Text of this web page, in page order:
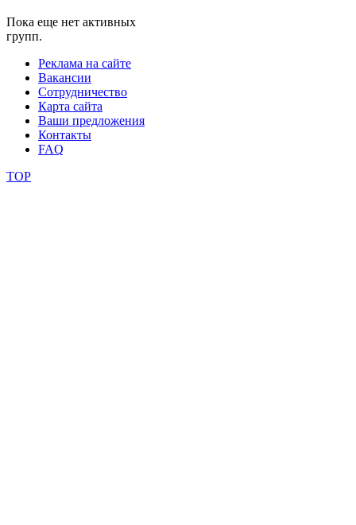
Пока еще нет активных
групп.
Реклама на сайте
Вакансии
Сотрудничество
Карта сайта
Ваши предложения
Контакты
FAQ
TOP